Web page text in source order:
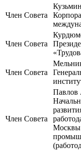
Член Совета
Член Совета
Член Совета
Член Совета
Павлов
Москвы